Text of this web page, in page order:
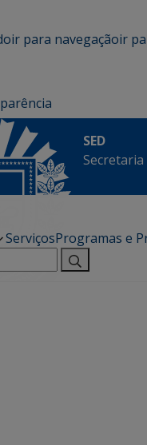
ir para navegaçãoir
SED
Secretaria
ServiçosProgramas e